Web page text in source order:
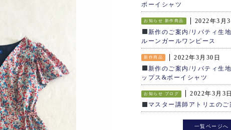
ボーイシャツ
お知らせ 新作商品
2022年3月
新作のご案内/リバティ生
ルーンガールワンピース
新作商品
2022年3月30日
新作のご案内/リバティ生
ップス&ボーイシャツ
お知らせ ブログ
2022年3月3日
マスター講師アトリエのご
一覧ページへ